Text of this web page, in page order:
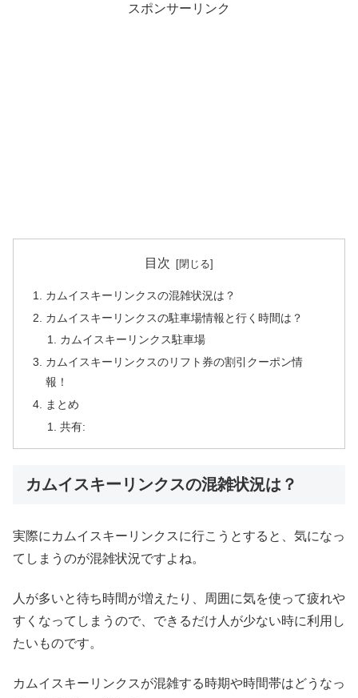
スポンサーリンク
目次
カムイスキーリンクスの混雑状況は？
カムイスキーリンクスの駐車場情報と行く時間は？
カムイスキーリンクス駐車場
カムイスキーリンクスのリフト券の割引クーポン情
報！
まとめ
共有:
カムイスキーリンクスの混雑状況は？
実際にカムイスキーリンクスに行こうとすると、気になっ
てしまうのが混雑状況ですよね。
人が多いと待ち時間が増えたり、周囲に気を使って疲れや
すくなってしまうので、できるだけ人が少ない時に利用し
たいものです。
カムイスキーリンクスが混雑する時期や時間帯はどうなっ